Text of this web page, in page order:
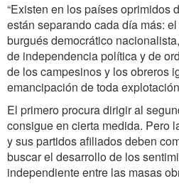
“Existen en los países oprimidos
están separando cada día más:
burgués democrático
de independencia política y de
de los campesinos y los obreros
emancipación de toda
El primero procura dirigir al
consigue en cierta medida. Pero
y sus partidos afiliados deben
buscar el desarrollo de los
independiente entre las masas